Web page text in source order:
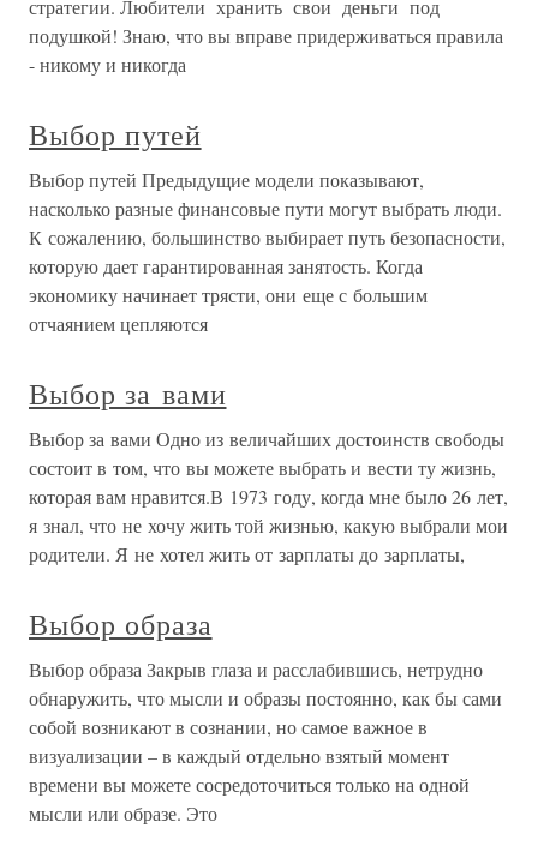
стратегии. Любители хранить свои деньги под
подушкой! Знаю, что вы вправе придерживаться правила
- никому и никогда
Выбор путей
Выбор путей Предыдущие модели показывают,
насколько разные финансовые пути могут выбрать люди.
К сожалению, большинство выбирает путь безопасности,
которую дает гарантированная занятость. Когда
экономику начинает трясти, они еще с большим
отчаянием цепляются
Выбор за вами
Выбор за вами Одно из величайших достоинств свободы
состоит в том, что вы можете выбрать и вести ту жизнь,
которая вам нравится.В 1973 году, когда мне было 26 лет,
я знал, что не хочу жить той жизнью, какую выбрали мои
родители. Я не хотел жить от зарплаты до зарплаты,
Выбор образа
Выбор образа Закрыв глаза и расслабившись, нетрудно
обнаружить, что мысли и образы постоянно, как бы сами
собой возникают в сознании, но самое важное в
визуализации – в каждый отдельно взятый момент
времени вы можете сосредоточиться только на одной
мысли или образе. Это